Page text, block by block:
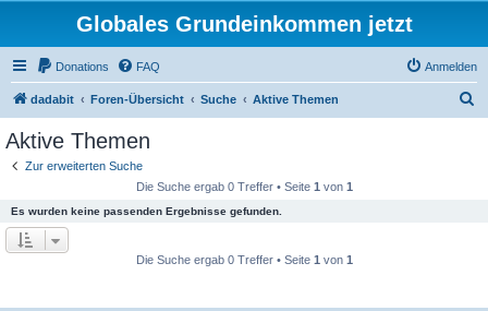
Globales Grundeinkommen jetzt
Donations FAQ Anmelden
dadabit Foren-Übersicht Suche Aktive Themen
Aktive Themen
Zur erweiterten Suche
Die Suche ergab 0 Treffer • Seite 1 von 1
Es wurden keine passenden Ergebnisse gefunden.
Die Suche ergab 0 Treffer • Seite 1 von 1